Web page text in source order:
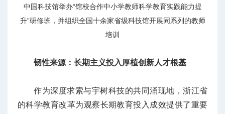
中国科技馆举办“馆校合作中小学教师科学教育实践能力提
升”研修班，并组织全国十余家省级科技馆开展同系列的教师
培训
韧性来源：长期主义投入厚植创新人才根基
作为深度求索与宇树科技的共同涌现地，浙江省
的科学教育改革为观察长期教育投入成效提供了重要